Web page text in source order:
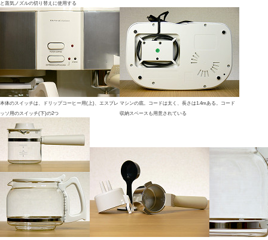
と蒸気ノズルの切り替えに使用する
本体のスイッチは、ドリップコーヒー用(上)、エスプレ
ッソ用のスイッチ(下)の2つ
マシンの底。コードは太く、長さは1.4mある。コード
収納スペースも用意されている